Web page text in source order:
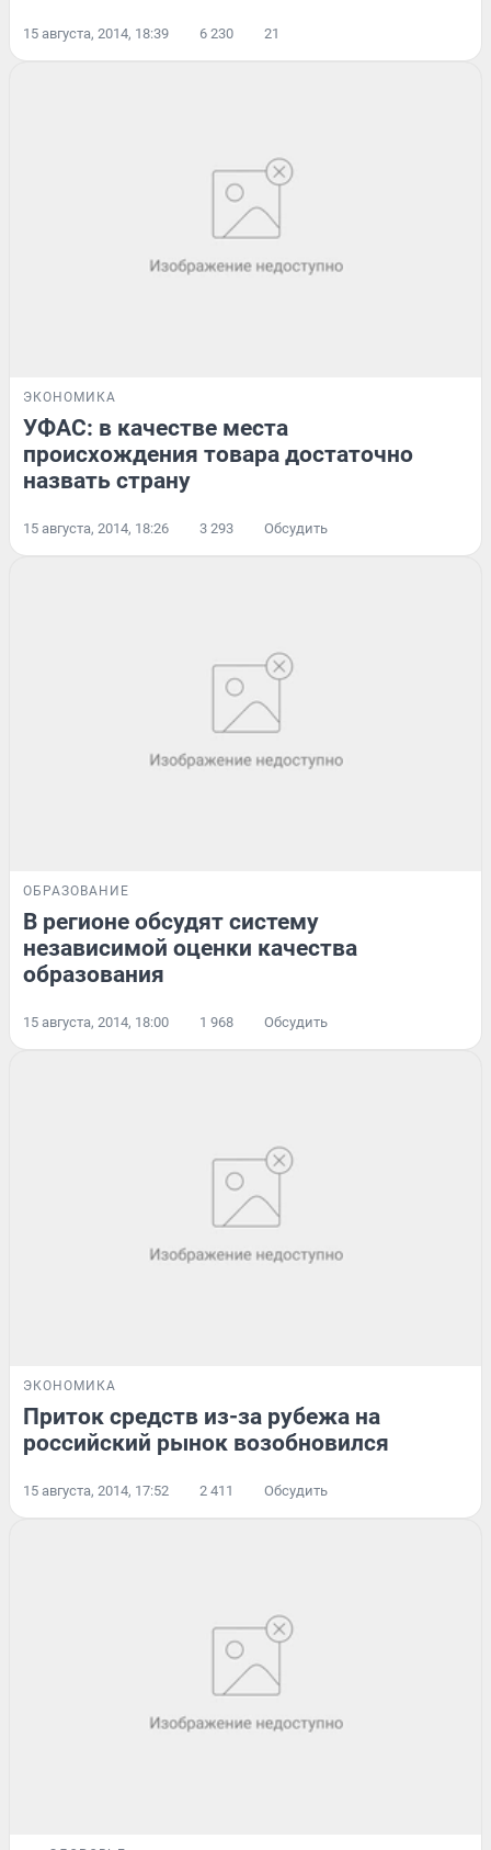
15 августа, 2014, 18:39 6 230 21
ЭКОНОМИКА
УФАС: в качестве места
происхождения товара достаточно
назвать страну
15 августа, 2014, 18:26 3 293 Обсудить
ОБРАЗОВАНИЕ
В регионе обсудят систему
независимой оценки качества
образования
15 августа, 2014, 18:00 1 968 Обсудить
ЭКОНОМИКА
Приток средств из-за рубежа на
российский рынок возобновился
15 августа, 2014, 17:52 2 411 Обсудить